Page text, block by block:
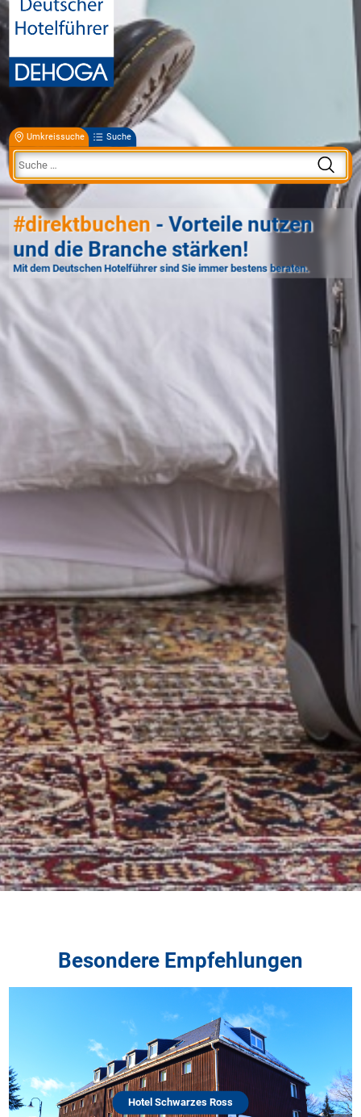
Umkreissuche Suche
#direktbuchen - Vorteile nutzen
und die Branche stärken!
Mit dem Deutschen Hotelführer sind Sie immer bestens beraten.
Besondere Empfehlungen
Hotel Schwarzes Ross